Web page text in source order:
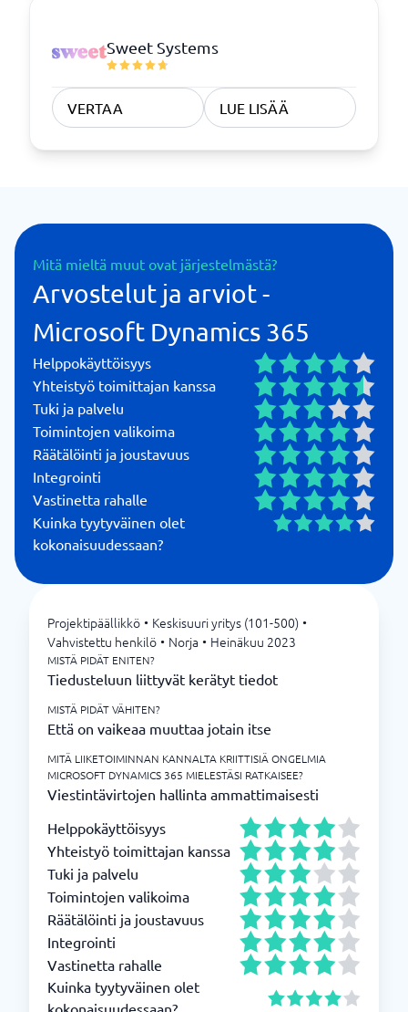
Sweet Systems
VERTAA LUE LISÄÄ
Mitä mieltä muut ovat järjestelmästä?
Arvostelut ja arviot -
Microsoft Dynamics 365
Helppokäyttöisyys
Yhteistyö toimittajan kanssa
Tuki ja palvelu
Toimintojen valikoima
Räätälöinti ja joustavuus
Integrointi
Vastinetta rahalle
Kuinka tyytyväinen olet
kokonaisuudessaan?
Projektipäällikkö • Keskisuuri yritys (101-500) •
Vahvistettu henkilö • Norja • Heinäkuu 2023
MISTÄ PIDÄT ENITEN?
Tiedusteluun liittyvät kerätyt tiedot
MISTÄ PIDÄT VÄHITEN?
Että on vaikeaa muuttaa jotain itse
MITÄ LIIKETOIMINNAN KANNALTA KRIITTISIÄ ONGELMIA
MICROSOFT DYNAMICS 365 MIELESTÄSI RATKAISEE?
Viestintävirtojen hallinta ammattimaisesti
Helppokäyttöisyys
Yhteistyö toimittajan kanssa
Tuki ja palvelu
Toimintojen valikoima
Räätälöinti ja joustavuus
Integrointi
Vastinetta rahalle
Kuinka tyytyväinen olet
kokonaisuudessaan?